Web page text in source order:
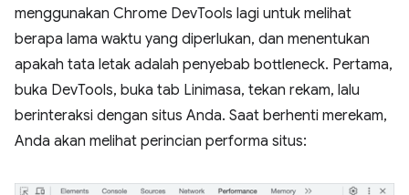
menggunakan Chrome DevTools lagi untuk melihat
berapa lama waktu yang diperlukan, dan menentukan
apakah tata letak adalah penyebab bottleneck. Pertama,
buka DevTools, buka tab Linimasa, tekan rekam, lalu
berinteraksi dengan situs Anda. Saat berhenti merekam,
Anda akan melihat perincian performa situs: